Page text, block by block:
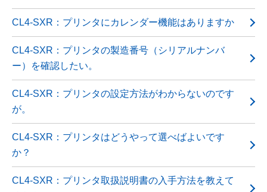
CL4-SXR：プリンタにカレンダー機能はありますか
CL4-SXR：プリンタの製造番号（シリアルナンバ
ー）を確認したい。
CL4-SXR：プリンタの設定方法がわからないのです
が。
CL4-SXR：プリンタはどうやって選べばよいです
か？
CL4-SXR：プリンタ取扱説明書の入手方法を教えて